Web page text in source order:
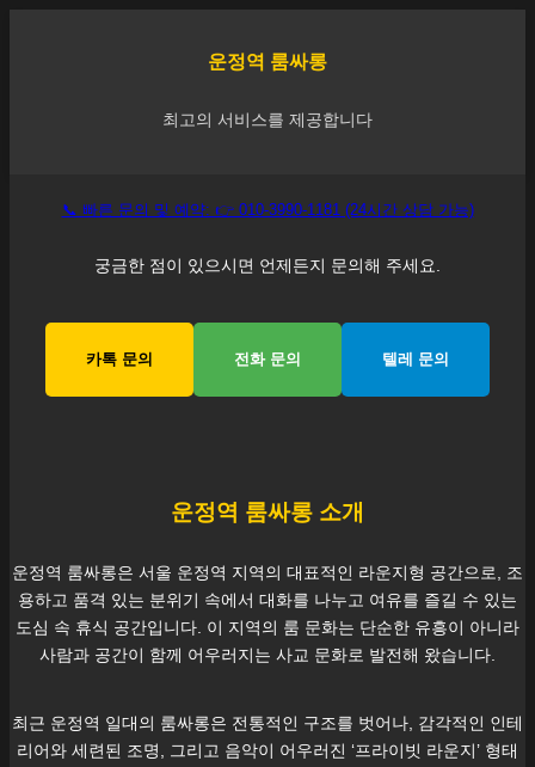
운정역 룸싸롱
최고의 서비스를 제공합니다
📞 빠른 문의 및 예약: 👉 010-3990-1181 (24시간 상담 가능)
궁금한 점이 있으시면 언제든지 문의해 주세요.
카톡 문의 전화 문의 텔레 문의
운정역 룸싸롱 소개
운정역 룸싸롱은 서울 운정역 지역의 대표적인 라운지형 공간으로, 조
용하고 품격 있는 분위기 속에서 대화를 나누고 여유를 즐길 수 있는
도심 속 휴식 공간입니다. 이 지역의 룸 문화는 단순한 유흥이 아니라
사람과 공간이 함께 어우러지는 사교 문화로 발전해 왔습니다.
최근 운정역 일대의 룸싸롱은 전통적인 구조를 벗어나, 감각적인 인테
리어와 세련된 조명, 그리고 음악이 어우러진 ‘프라이빗 라운지’ 형태